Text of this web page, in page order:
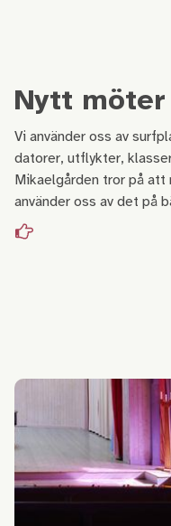
Nytt
Vi använder oss av
datorer, utflykter,
Mikaelgården tror på
använder oss av det på